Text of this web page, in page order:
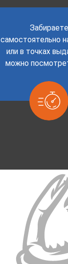
Забираете
самостоятельно
или в точках
можно